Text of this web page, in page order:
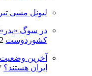
لیونل مسی
در سوگ
کشوردوست 2 views
ایران هستند؟